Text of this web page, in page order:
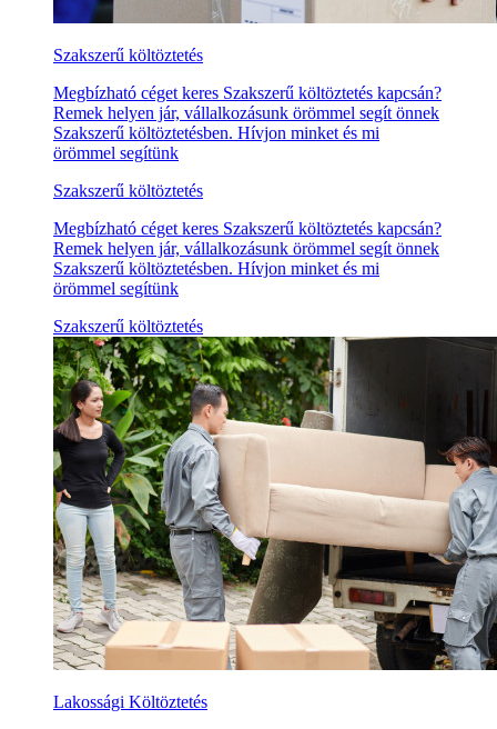
Szakszerű költöztetés
Megbízható céget keres Szakszerű költöztetés kapcsán?
Remek helyen jár, vállalkozásunk örömmel segít önnek
Szakszerű költöztetésben. Hívjon minket és mi
örömmel segítünk
Szakszerű költöztetés
Megbízható céget keres Szakszerű költöztetés kapcsán?
Remek helyen jár, vállalkozásunk örömmel segít önnek
Szakszerű költöztetésben. Hívjon minket és mi
örömmel segítünk
Szakszerű költöztetés
Lakossági Költöztetés